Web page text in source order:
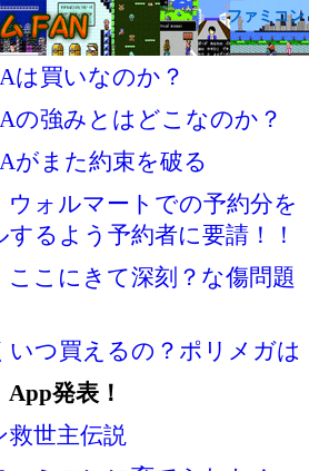
ファミコン
は買いなのか？
の強みとはどこなのか？
がまた約束を破る
ウォルマートでの予約分を
るよう予約者に要請！！
ここにきて深刻？な傷問題
いつ買えるの？ポリメガは
発表！
救世主伝説